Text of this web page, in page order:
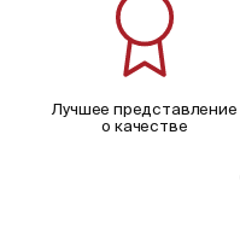
Лучшее представление
о качестве